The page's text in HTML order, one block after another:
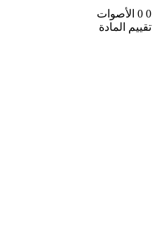
0
0 الأصوات
تقييم المادة